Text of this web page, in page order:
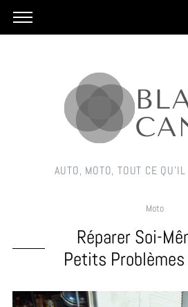
AUTO, MOTO, TOUT CE
Moto
Réparer Soi-
Petits